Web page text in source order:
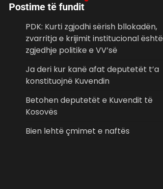
Postime të fundit
PDK: Kurti zgjodhi sërish bllokadën,
zvarritja e krijimit institucional është
zgjedhje politike e VV’së
Ja deri kur kanë afat deputetët t’a
konstituojnë Kuvendin
Betohen deputetët e Kuvendit të
Kosovës
Bien lehtë çmimet e naftës